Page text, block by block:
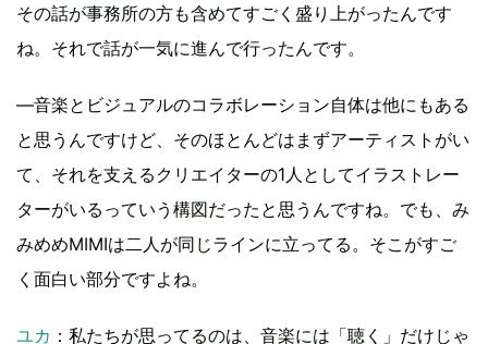
その話が事務所の方も含めてすごく盛り上がったんです
ね。それで話が一気に進んで行ったんです。
―音楽とビジュアルのコラボレーション自体は他にもある
と思うんですけど、そのほとんどはまずアーティストがい
て、それを支えるクリエイターの1人としてイラストレー
ターがいるっていう構図だったと思うんですね。でも、み
みめめMIMIは二人が同じラインに立ってる。そこがすご
く面白い部分ですよね。
ユカ ：私たちが思ってるのは、音楽には「聴く」だけじゃ